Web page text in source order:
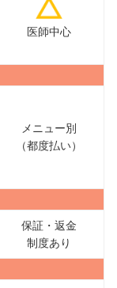
医師中心
メニュー別
（都度払い）
保証・返金
制度あり